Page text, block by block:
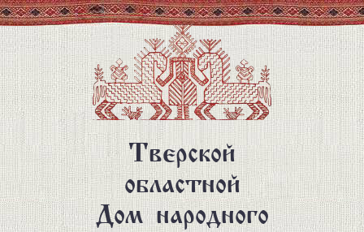
Перейти
к
основному
содержанию
Тверской
областной
Дом народного